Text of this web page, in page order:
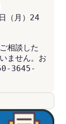
（月）24
相談した
ません。お
3645-